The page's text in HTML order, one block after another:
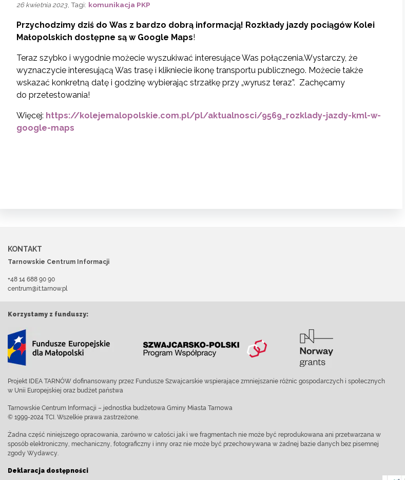
26 kwietnia 2023 , Tagi: komunikacja PKP
Przychodzimy dziś do Was z bardzo dobrą informacją! Rozkłady jazdy pociągów Kolei
Małopolskich dostępne są w Google Maps!
Teraz szybko i wygodnie możecie wyszukiwać interesujące Was połączenia.Wystarczy, że
wyznaczycie interesującą Was trasę i klikniecie ikonę transportu publicznego. Możecie także
wskazać konkretną datę i godzinę wybierając strzałkę przy „wyrusz teraz”. Zachęcamy
do przetestowania!
Więcej: https://kolejemalopolskie.com.pl/pl/aktualnosci/9569_rozklady-jazdy-kml-w-
google-maps
KONTAKT
Tarnowskie Centrum Informacji
+48 14 688 90 90
centrum@it.tarnow.pl
Korzystamy z funduszy:
Projekt IDEA TARNÓW dofinansowany przez Fundusze Szwajcarskie wspierające zmniejszanie różnic gospodarczych i społecznych
w Unii Europejskiej oraz budżet państwa
Tarnowskie Centrum Informacji – jednostka budżetowa Gminy Miasta Tarnowa
© 1999-2024 TCI. Wszelkie prawa zastrzeżone.
Żadna część niniejszego opracowania, zarówno w całości jak i we fragmentach nie może być reprodukowana ani przetwarzana w
sposób elektroniczny, mechaniczny, fotograficzny i inny oraz nie może być przechowywana w żadnej bazie danych bez pisemnej
zgody Wydawcy.
Deklaracja dostępności